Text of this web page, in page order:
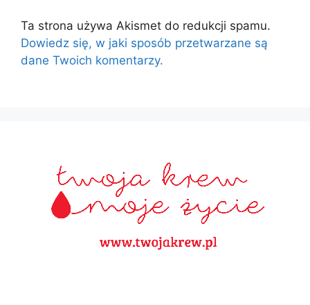
Ta strona używa Akismet do redukcji spamu.
Dowiedz się, w jaki sposób przetwarzane są
dane Twoich komentarzy.